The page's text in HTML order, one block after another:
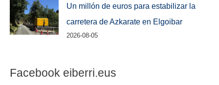
Un millón de euros para estabilizar la
carretera de Azkarate en Elgoibar
2026-08-05
Facebook eiberri.eus